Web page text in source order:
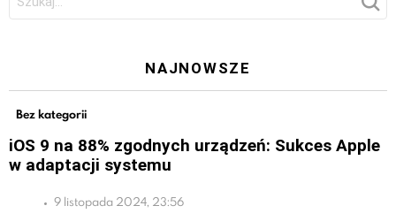
NAJNOWSZE
Bez kategorii
iOS 9 na 88% zgodnych urządzeń: Sukces Apple
w adaptacji systemu
9 listopada 2024, 23:56